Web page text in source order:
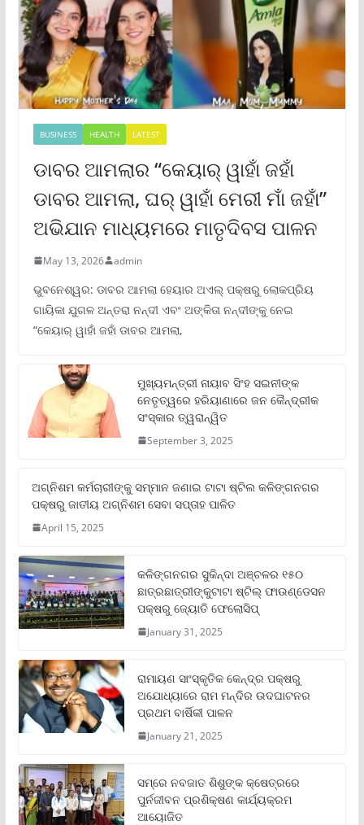
BUSINESS HEALTH LATEST
ଡାବର ଆମଲାର “କେୟାର୍ ୱାହାଁ ଜହାଁ
ଡାବର ଆମଲା, ଘର୍ ୱାହାଁ ମେରୀ ମାଁ ଜହାଁ”
ଅଭିଯାନ ମାଧ୍ୟମରେ ମାତୃଦିବସ ପାଳନ
May 13, 2026 admin
ଭୁବନେଶ୍ୱର: ଡାବର ଆମଲା ହେୟାର ଅଏଲ୍ ପକ୍ଷରୁ ଲୋକପ୍ରିୟ
ଗାୟିକା ଯୁଗଳ ଅନ୍ତରା ନନ୍ଦୀ ଏବଂ ଅଙ୍କିତା ନନ୍ଦୀଙ୍କୁ ନେଇ
“କେୟାର୍ ୱାହାଁ ଜହାଁ ଡାବର ଆମଲା,
ମୁଖ୍ୟମନ୍ତ୍ରୀ ନାୟାବ ସିଂହ ସଇନୀଙ୍କ
ନେତୃତ୍ୱରେ ହରିୟାଣାରେ ଜନ କୈନ୍ଦ୍ରୀକ
ସଂସ୍କାର ତ୍ୱରାନ୍ୱିତ
September 3, 2025
ଅଗ୍ନିଶମ କର୍ମଚାରୀଙ୍କୁ ସମ୍ମାନ ଜଣାଇ ଟାଟା ଷ୍ଟିଲ କଳିଙ୍ଗନଗର
ପକ୍ଷରୁ ଜାତୀୟ ଅଗ୍ନିଶମ ସେବା ସପ୍ତାହ ପାଳିତ
April 15, 2025
କଳିଙ୍ଗନଗର ସୁକିନ୍ଦା ଅଞ୍ଚଳର ୧୫୦
ଛାତ୍ରଛାତ୍ରୀଙ୍କୁଟାଟା ଷ୍ଟିଲ୍ ଫାଉଣ୍ଡେସନ
ପକ୍ଷରୁ ଜ୍ୟୋତି ଫେଲୋସିପ୍‌
January 31, 2025
ରାମାୟଣ ସାଂସ୍କୃତିକ କେନ୍ଦ୍ର ପକ୍ଷରୁ
ଅଯୋଧ୍ୟାରେ ରାମ ମନ୍ଦିର ଉଦଘାଟନର
ପ୍ରଥମ ବାର୍ଷିକୀ ପାଳନ
January 21, 2025
ସମ୍‌ରେ ନବଜାତ ଶିଶୁଙ୍କ କ୍ଷେତ୍ରରେ
ପୁର୍ନଜୀବନ ପ୍ରଶିକ୍ଷଣ କାର୍ଯ୍ୟକ୍ରମ
ଆୟୋଜିତ